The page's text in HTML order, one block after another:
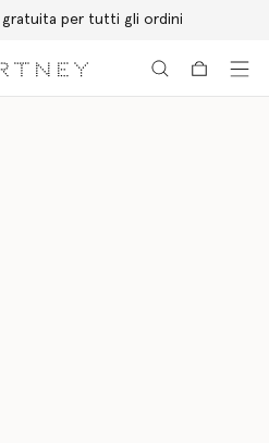
gratuita per tutti gli ordini